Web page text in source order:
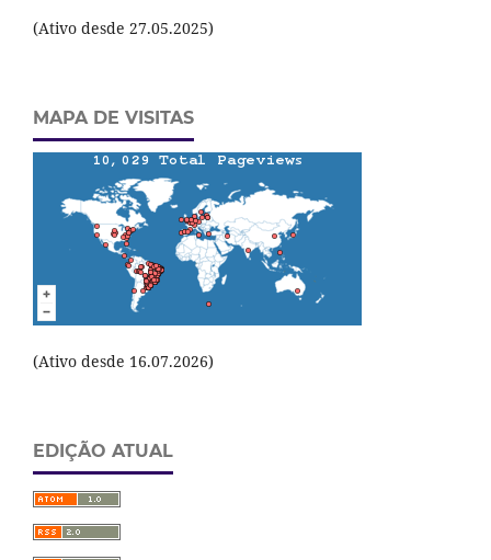
(Ativo desde 27.05.2025)
MAPA DE VISITAS
(Ativo desde 16.07.2026)
EDIÇÃO ATUAL